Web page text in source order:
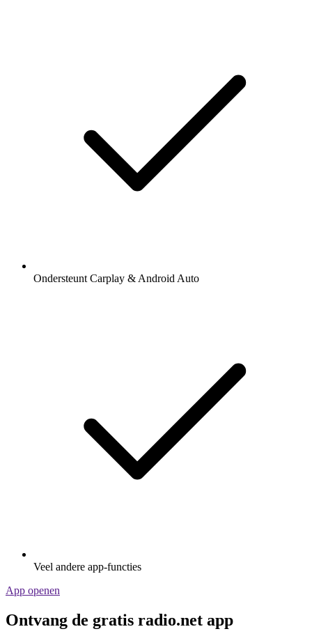
Ondersteunt Carplay & Android Auto
Veel andere app-functies
App openen
Ontvang de gratis radio.net app